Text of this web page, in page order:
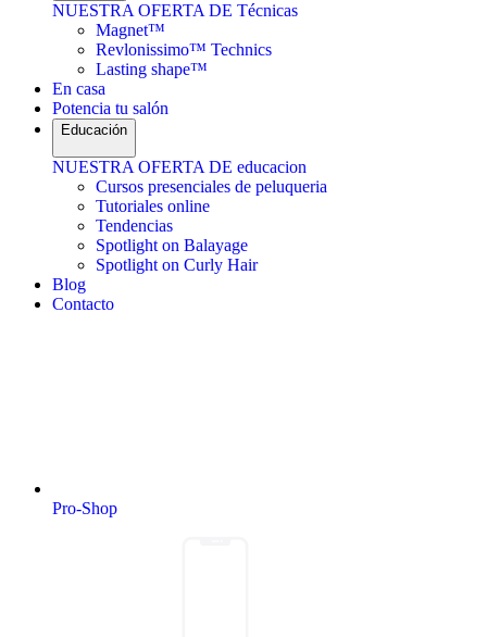
NUESTRA OFERTA DE Técnicas
Magnet™
Revlonissimo™ Technics
Lasting shape™
En casa
Potencia tu salón
Educación
NUESTRA OFERTA DE educacion
Cursos presenciales de peluqueria
Tutoriales online
Tendencias
Spotlight on Balayage
Spotlight on Curly Hair
Blog
Contacto
Pro-Shop